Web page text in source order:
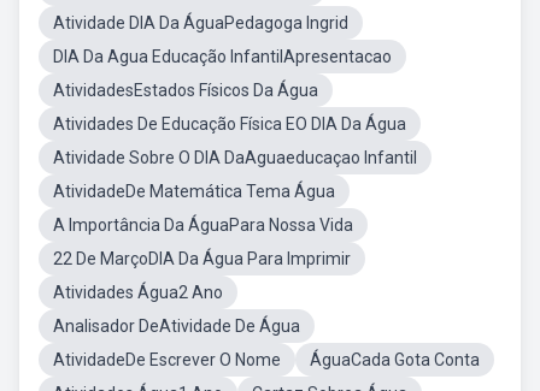
Atividade DIA Da ÁguaPedagoga Ingrid
DIA Da Agua Educação InfantilApresentacao
AtividadesEstados Físicos Da Água
Atividades De Educação Física EO DIA Da Água
Atividade Sobre O DIA DaAguaeducaçao Infantil
AtividadeDe Matemática Tema Água
A Importância Da ÁguaPara Nossa Vida
22 De MarçoDIA Da Água Para Imprimir
Atividades Água2 Ano
Analisador DeAtividade De Água
AtividadeDe Escrever O Nome
ÁguaCada Gota Conta